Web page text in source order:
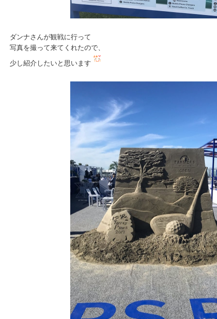
ダンナさんが観戦に行って
写真を撮って来てくれたので、
少し紹介したいと思います